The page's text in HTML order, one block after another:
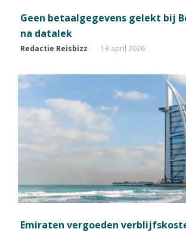
Geen betaalgegevens gelekt bij
na datalek
Redactie Reisbizz 13 april 2026
Emiraten vergoeden